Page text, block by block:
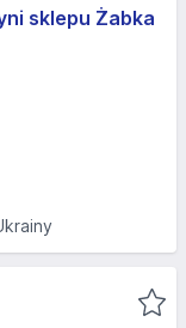
sklepu Żabka